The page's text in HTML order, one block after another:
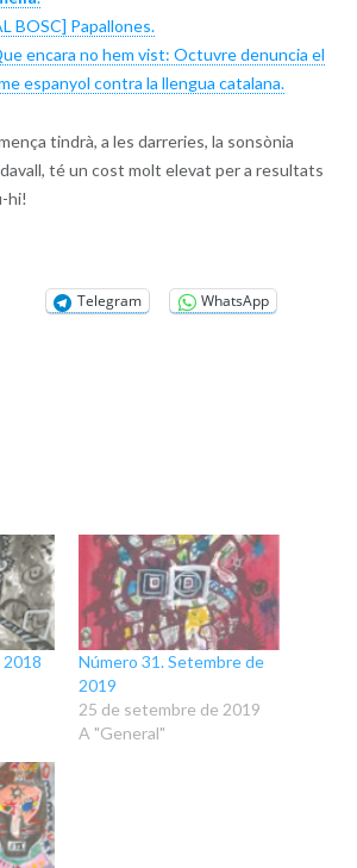
BOSC] Papallones.
encara no hem vist: Octuvre denuncia el
espanyol contra la llengua catalana.
tindrà, a les darreries, la sonsònia
té un cost molt elevat per a resultats
hi!
Telegram WhatsApp
2018
Número 31. Setembre de
2019
25 de setembre de 2019
A "General"